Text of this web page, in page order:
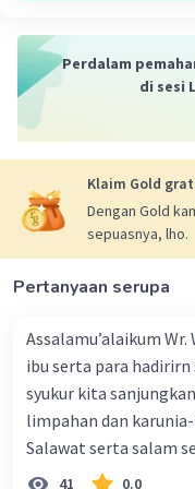
Nilai
menyoroti
ketegangan.
perjalanan
menguatkan
menciptakan
peran
pengakuan
isu feminisme
menampilkan
yang kuat dan
Toleransi
Perdalam
di sesi
Klaim Gold
Dengan Gold
sepuasnya, lho.
Pertanyaan serupa
Assalamu’alaikum
ibu serta para
syukur kita
limpahan dan
Salawat serta salam
junjungan Nabi besar
41 0.0